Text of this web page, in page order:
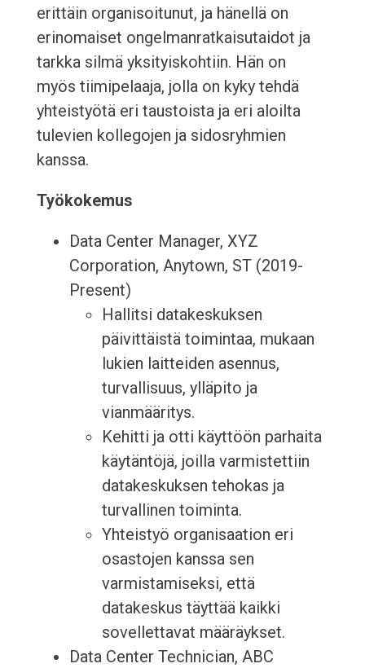
erittäin organisoitunut, ja hänellä on
erinomaiset ongelmanratkaisutaidot ja
tarkka silmä yksityiskohtiin. Hän on
myös tiimipelaaja, jolla on kyky tehdä
yhteistyötä eri taustoista ja eri aloilta
tulevien kollegojen ja sidosryhmien
kanssa.
Työkokemus
Data Center Manager, XYZ
Corporation, Anytown, ST (2019-
Present)
Hallitsi datakeskuksen
päivittäistä toimintaa, mukaan
lukien laitteiden asennus,
turvallisuus, ylläpito ja
vianmääritys.
Kehitti ja otti käyttöön parhaita
käytäntöjä, joilla varmistettiin
datakeskuksen tehokas ja
turvallinen toiminta.
Yhteistyö organisaation eri
osastojen kanssa sen
varmistamiseksi, että
datakeskus täyttää kaikki
sovellettavat määräykset.
Data Center Technician, ABC